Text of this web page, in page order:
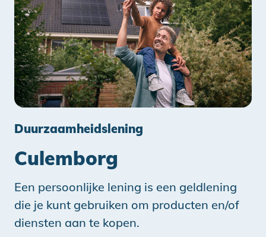
Duurzaamheidslening
Culemborg
Een persoonlijke lening is een geldlening
die je kunt gebruiken om producten en/of
diensten aan te kopen.